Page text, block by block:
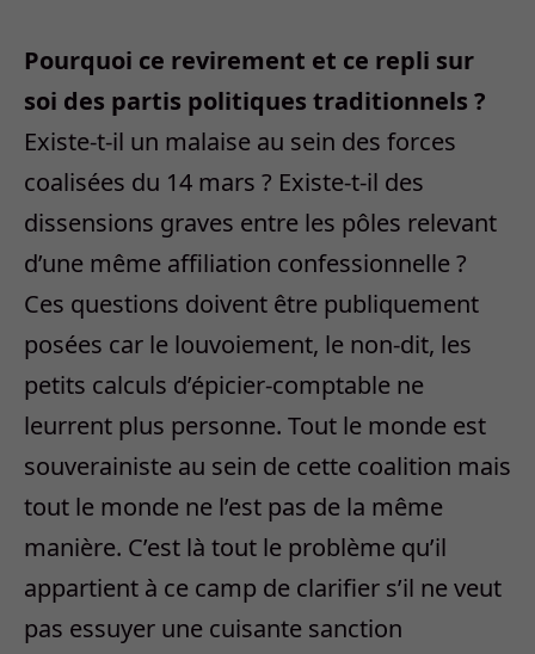
Pourquoi ce revirement et ce repli sur
soi des partis politiques traditionnels ?
Existe-t-il un malaise au sein des forces
coalisées du 14 mars ? Existe-t-il des
dissensions graves entre les pôles relevant
d’une même affiliation confessionnelle ?
Ces questions doivent être publiquement
posées car le louvoiement, le non-dit, les
petits calculs d’épicier-comptable ne
leurrent plus personne. Tout le monde est
souverainiste au sein de cette coalition mais
tout le monde ne l’est pas de la même
manière. C’est là tout le problème qu’il
appartient à ce camp de clarifier s’il ne veut
pas essuyer une cuisante sanction